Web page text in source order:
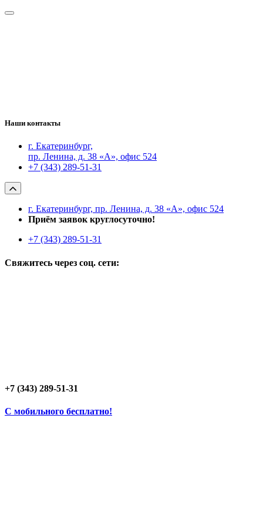
Наши контакты
г. Екатеринбург,
пр. Ленина, д. 38 «А», офис 524
+7 (343) 289-51-31
г. Екатеринбург, пр. Ленина, д. 38 «А», офис 524
Приём заявок круглосуточно!
+7 (343) 289-51-31
Свяжитесь через соц. сети:
+7 (343) 289-51-31
C мобильного бесплатно!